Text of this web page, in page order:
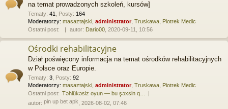
na temat prowadzonych szkoleń, kursów]
Tematy: 41 Posty: 164
Moderatorzy: masaztajski administrator, Truskawa Piotrek Medic
Ostatni post:
autor: Dario00 , 2020-09-11, 10:56
Ośrodki rehabilitacyjne
Dział poświęcony informacja na temat ośrodków rehabilitacyjnych
w Polsce oraz Europie.
Tematy: 3 Posty: 92
Moderatorzy: masaztajski administrator, Truskawa Piotrek Medic
Ostatni post: Təhlükəsiz oyun — bu şəxsin q…
autor: pin up bet apk , 2026-08-02, 07:46